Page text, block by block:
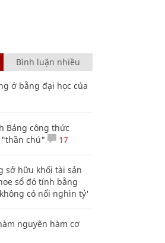
Bình luận nhiều
ở bằng đại học của
Bảng công thức
chú"
17
sở hữu khối tài sản
sổ đỏ tính bằng
có nổi nghìn tỷ'
nguyên hàm cơ